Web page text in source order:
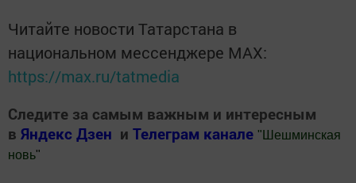
Читайте новости Татарстана в
национальном мессенджере MАХ:
https://max.ru/tatmedia
Следите за самым важным и интересным
в Яндекс Дзен и Телеграм канале " Шешминская
новь"